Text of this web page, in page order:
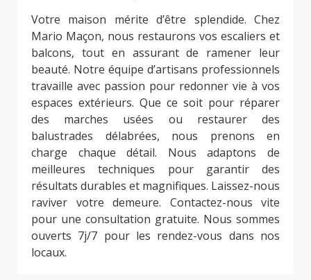
Votre maison mérite d’être splendide. Chez
Mario Maçon, nous restaurons vos escaliers et
balcons, tout en assurant de ramener leur
beauté. Notre équipe d’artisans professionnels
travaille avec passion pour redonner vie à vos
espaces extérieurs. Que ce soit pour réparer
des marches usées ou restaurer des
balustrades délabrées, nous prenons en
charge chaque détail. Nous adaptons de
meilleures techniques pour garantir des
résultats durables et magnifiques. Laissez-nous
raviver votre demeure. Contactez-nous vite
pour une consultation gratuite. Nous sommes
ouverts 7j/7 pour les rendez-vous dans nos
locaux.